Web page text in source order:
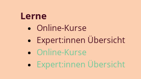
Lerne
Online-Kurse
Expert:innen Übersicht
Online-Kurse
Expert:innen Übersicht